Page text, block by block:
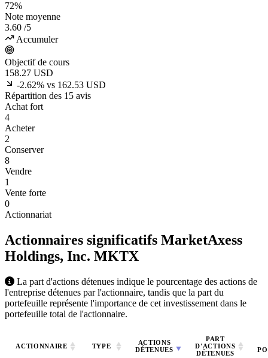
72%
Note moyenne
3.60 /5
Accumuler
Objectif de cours
158.27 USD
-2.62% vs 162.53 USD
Répartition des 15 avis
Achat fort
4
Acheter
2
Conserver
8
Vendre
1
Vente forte
0
Actionnariat
Actionnaires significatifs MarketAxess
Holdings, Inc. MKTX
La part d'actions détenues indique le pourcentage des actions de
l'entreprise détenues par l'actionnaire, tandis que la part du
portefeuille représente l'importance de cet investissement dans le
portefeuille total de l'actionnaire.
ACTIONNAIRE TYPE
ACTIONS
DÉTENUES
PART
D'ACTIONS
DÉTENUES